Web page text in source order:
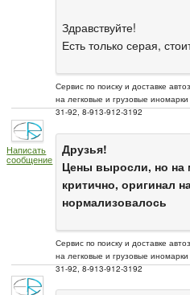
Здравствуйте!
Есть только серая,
Сервис по поиску и доставке
на легковые и грузовые
31-92, 8-913-912-3192
Написать
сообщение
Друзья!
Цены выросли, но на
критично, оригинал
нормализовалось
Сервис по поиску и доставке
на легковые и грузовые
31-92, 8-913-912-3192